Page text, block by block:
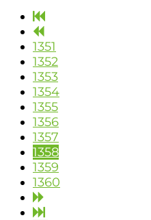
1351
1352
1353
1354
1355
1356
1357
1358
1359
1360